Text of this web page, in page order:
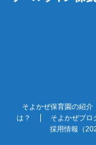
そよかぜ保育園の紹介
は？
そよかぜブロ
採用情報（